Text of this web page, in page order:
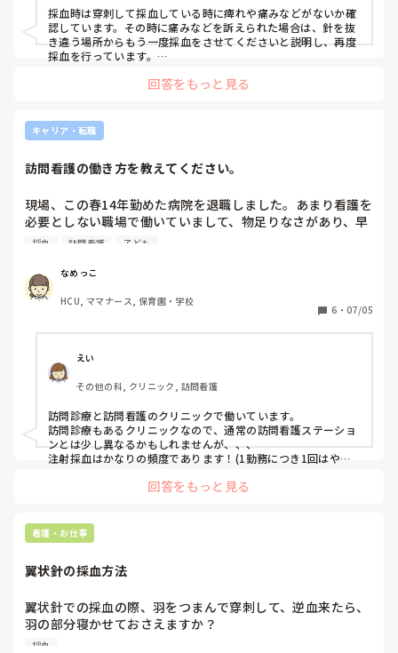
採血時は穿刺して採血している時に痺れや痛みなどがないか確
認しています。その時に痛みなどを訴えられた場合は、針を抜
き違う場所からもう一度採血をさせてくださいと説明し、再度
採血を行っています。
め出来るだけ冷静に対応することを心がけています。
回答をもっと見る
キャリア・転職
訪問看護の働き方を教えてください。
現場、この春14年勤めた病院を退職しました。あまり看護を
必要としない職場で働いていまして、物足りなさがあり、早
期退職を考えています。
の頻度で注射や採血をすることがありますか？ママナースに
は訪問看護が打ってつけとよく聞きますが、訪問の合間に授
業参観や買い物に行けるものなのですか？
採血 訪問看護 子ども
なめっこ
HCU, ママナース, 保育園・学校
6 ・ 07/05
えい
その他の科, クリニック, 訪問看護
訪問診療と訪問看護のクリニックで働いています。
訪問診療もあるクリニックなので、通常の訪問看護ステーショ
ンとは少し異なるかもしれませんが、、、
注射採血はかなりの頻度であります！(1勤務につき1回はやっ
りした際は都度ルート確保も行ってます。
す！
回答をもっと見る
看護・お仕事
翼状針の採血方法
翼状針での採血の際、羽をつまんで穿刺して、逆血来たら、
羽の部分寝かせておさえますか？
寝かせたら、針先が血管壁に当たるときありませんか？
採血